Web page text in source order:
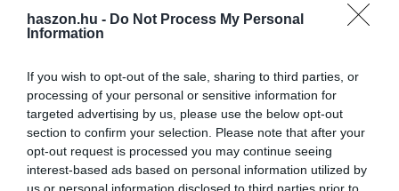
haszon.hu - Do Not Process My Personal
Information
If you wish to opt-out of the sale, sharing to third parties, or
processing of your personal or sensitive information for
targeted advertising by us, please use the below opt-out
section to confirm your selection. Please note that after your
opt-out request is processed you may continue seeing
interest-based ads based on personal information utilized by
us or personal information disclosed to third parties prior to